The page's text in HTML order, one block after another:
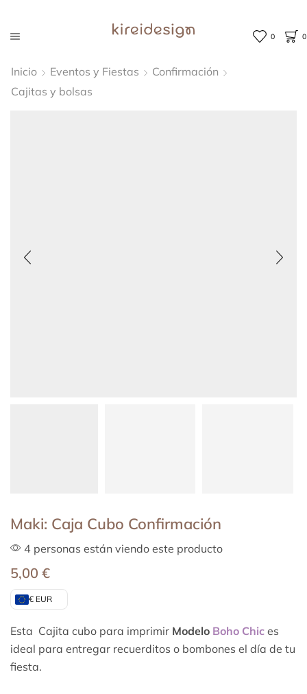
0 0
Inicio Eventos y Fiestas
Confirmación
Cajitas y bolsas
Maki: Caja Cubo Confirmación
4 personas están viendo este producto
5,00 €
€ EUR
Esta Cajita cubo para imprimir Modelo Boho Chic es
ideal para entregar recuerditos o bombones el día de tu
fiesta.